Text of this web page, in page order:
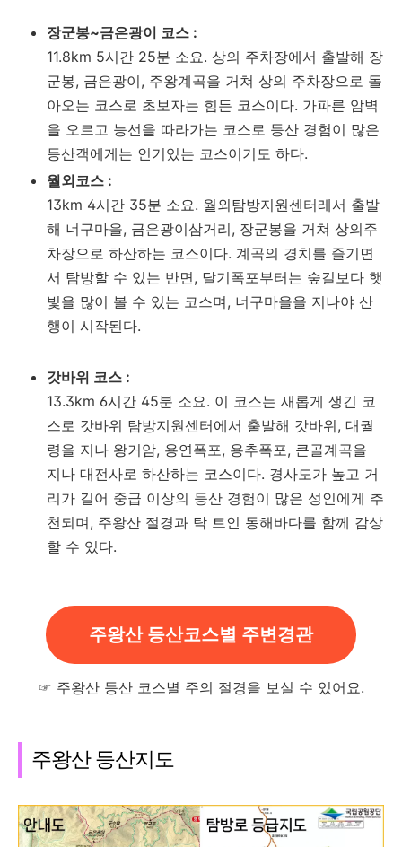
장군봉~금은광이 코스 :
11.8km 5시간 25분 소요. 상의 주차장에서 출발해 장
군봉, 금은광이, 주왕계곡을 거쳐 상의 주차장으로 돌
아오는 코스로 초보자는 힘든 코스이다. 가파른 암벽
을 오르고 능선을 따라가는 코스로 등산 경험이 많은
등산객에게는 인기있는 코스이기도 하다.
월외코스 :
13km 4시간 35분 소요. 월외탐방지원센터레서 출발
해 너구마을, 금은광이삼거리, 장군봉을 거쳐 상의주
차장으로 하산하는 코스이다. 계곡의 경치를 즐기면
서 탐방할 수 있는 반면, 달기폭포부터는 숲길보다 햇
빛을 많이 볼 수 있는 코스며, 너구마을을 지나야 산
행이 시작된다.
갓바위 코스 :
13.3km 6시간 45분 소요. 이 코스는 새롭게 생긴 코
스로 갓바위 탐방지원센터에서 출발해 갓바위, 대궐
령을 지나 왕거암, 용연폭포, 용추폭포, 큰골계곡을
지나 대전사로 하산하는 코스이다. 경사도가 높고 거
리가 길어 중급 이상의 등산 경험이 많은 성인에게 추
천되며, 주왕산 절경과 탁 트인 동해바다를 함께 감상
할 수 있다.
주왕산 등산코스별 주변경관
☞ 주왕산 등산 코스별 주의 절경을 보실 수 있어요.
주왕산 등산지도